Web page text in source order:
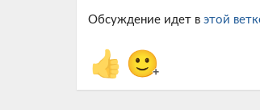
Обсуждение идет в этой
👍 🙂
+